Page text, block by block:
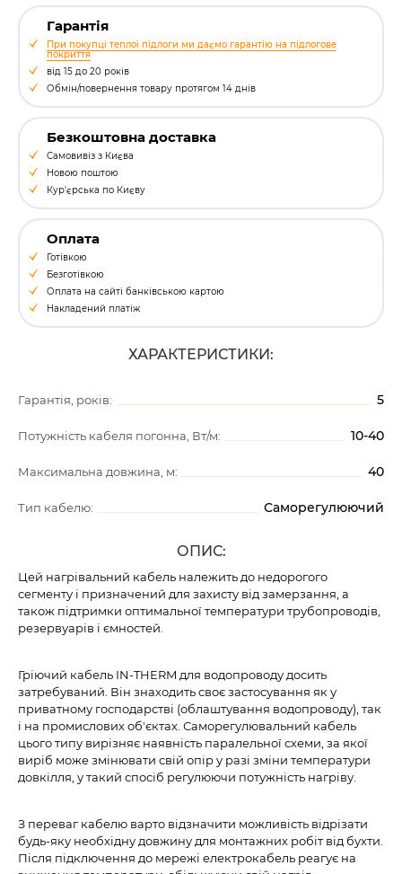
Гарантія
При покупці теплої підлоги ми даємо гарантію на підлогове
покриття
від 15 до 20 років
Обмін/повернення товару протягом 14 днів
Безкоштовна доставка
Самовивіз з Києва
Новою поштою
Кур'єрська по Києву
Оплата
Готівкою
Безготівкою
Оплата на сайті банківською картою
Накладений платіж
ХАРАКТЕРИСТИКИ:
Гарантія, років: 5
Потужність кабеля погонна, Вт/м: 10-40
Максимальна довжина, м: 40
Тип кабелю: Саморегулюючий
ОПИС:
Цей нагрівальний кабель належить до недорогого
сегменту і призначений для захисту від замерзання, а
також підтримки оптимальної температури трубопроводів,
резервуарів і ємностей.
Гріючий кабель IN-THERM для водопроводу досить
затребуваний. Він знаходить своє застосування як у
приватному господарстві (облаштування водопроводу), так
і на промислових об'єктах. Саморегулювальний кабель
цього типу вирізняє наявність паралельної схеми, за якої
виріб може змінювати свій опір у разі зміни температури
довкілля, у такий спосіб регулюючи потужність нагріву.
З переваг кабелю варто відзначити можливість відрізати
будь-яку необхідну довжину для монтажних робіт від бухти.
Після підключення до мережі електрокабель реагує на